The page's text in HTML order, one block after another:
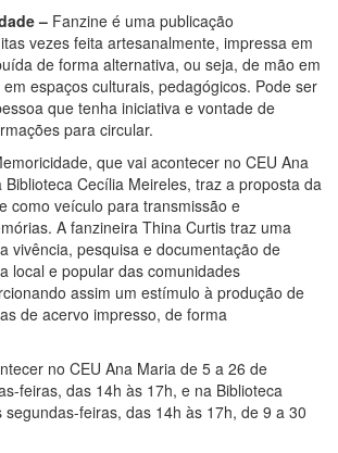
– Fanzine é uma publicação
vezes feita artesanalmente, impressa em
de forma alternativa, ou seja, de mão em
espaços culturais, pedagógicos. Pode ser
que tenha iniciativa e vontade de
para circular.
que vai acontecer no CEU Ana
Cecília Meireles, traz a proposta da
como veículo para transmissão e
A fanzineira Thina Curtis traz uma
vivência, pesquisa e documentação de
local e popular das comunidades
assim um estímulo à produção de
de acervo impresso, de forma
no CEU Ana Maria de 5 a 26 de
feiras, das 14h às 17h, e na Biblioteca
feiras, das 14h às 17h, de 9 a 30